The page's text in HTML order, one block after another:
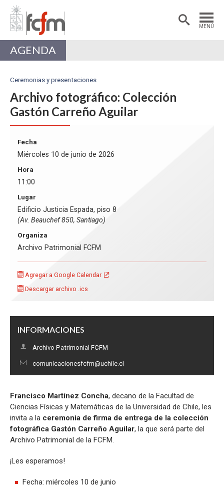
MENÚ
Estudiantes
Académicas/os
AGENDA
Ceremonias y presentaciones
Archivo fotográfico: Colección
Gastón Carreño Aguilar
INFORMACIONES
Archivo Patrimonial FCFM
comunicacionesfcfm@uchile.cl
Fecha
Miércoles 10 de junio de 2026
Hora
11:00
Lugar
Edificio Justicia Espada, piso 8
(Av. Beauchef 850, Santiago)
Organiza
Archivo Patrimonial FCFM
Agregar a Google Calendar
Descargar archivo .ics
Francisco Martínez Concha, decano de la Facultad de
Ciencias Físicas y Matemáticas de la Universidad de Chile, les
invita a la ceremonia de firma de entrega de la colección
fotográfica Gastón Carreño Aguilar, la que será parte del
Archivo Patrimonial de la FCFM.
¡Les esperamos!
Fecha: miércoles 10 de junio